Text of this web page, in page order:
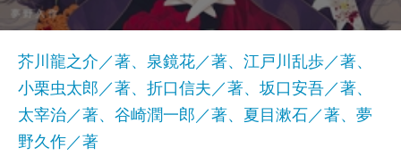
芥川龍之介／著、泉鏡花／著、江戸川乱歩／著、
小栗虫太郎／著、折口信夫／著、坂口安吾／著、
太宰治／著、谷崎潤一郎／著、夏目漱石／著、夢
野久作／著